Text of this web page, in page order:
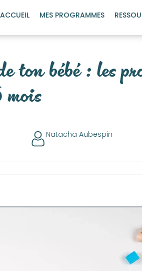
ACCUEIL MES PROGRAMMES
ton bébé : les
Natacha Aubespin